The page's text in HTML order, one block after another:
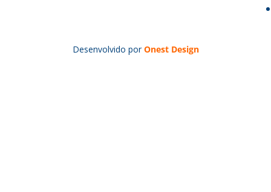
Desenvolvido por Onest Design